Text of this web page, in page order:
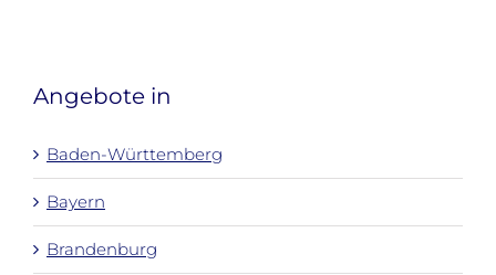
Angebote in
Baden-Württemberg
Bayern
Brandenburg